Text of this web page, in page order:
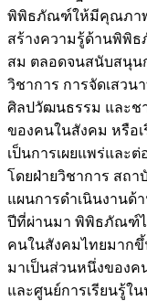
สร้างความรู้ด้านพิพิ
สม ตลอดจนสนับสนุน
วิชาการ การจัดเสว
ศิลปวัฒนธรรม และช
ของคนในสังคม หรือ
เป็นการเผยแพร่และ
โดยฝ่ายวิชาการ สถ
แผนการดำเนินงานด้
ปีที่ผ่านมา พิพิธภัณฑ์ไ
คนในสังคมไทยมาก
มาเป็นส่วนหนึ่งของ
และศูนย์การเรียนรู้ใ
ทั้งที่ทำหน้าที่เป็นแหล่